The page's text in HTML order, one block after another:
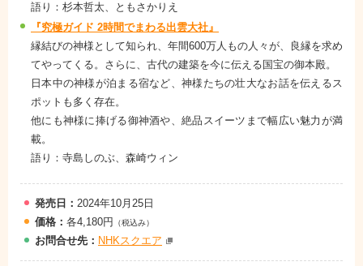
語り：杉本哲太、ともさかりえ
『究極ガイド 2時間でまわる出雲大社』
縁結びの神様として知られ、年間600万人もの人々が、良縁を求め
てやってくる。さらに、古代の建築を今に伝える国宝の御本殿。
日本中の神様が泊まる宿など、神様たちの壮大なお話を伝えるス
ポットも多く存在。
他にも神様に捧げる御神酒や、絶品スイーツまで幅広い魅力が満
載。
語り：寺島しのぶ、森崎ウィン
発売日： 2024年10月25日
価格： 各4,180円 （税込み）
お問合せ先： NHKスクエア